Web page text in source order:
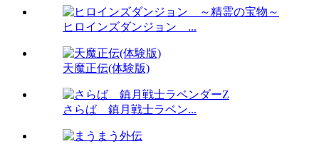
ヒロインズダンジョン ...
天魔正伝(体験版)
さらば 鎮月戦士ラベン...